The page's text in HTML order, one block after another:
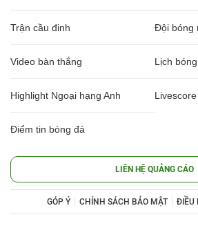
Trận cầu đinh Đội bóng
Video bàn thắng Lịch
Highlight Ngoại hạng Anh Livescore
Điểm tin bóng đá
LIÊN HỆ QUẢNG CÁO
GÓP Ý CHÍNH SÁCH BẢO MẬT ĐIỀU